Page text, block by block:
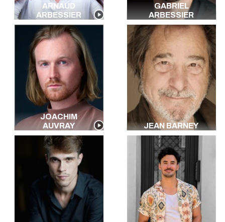
Chinois
Mandarin
Brésilien
Toutes les langues
ARNAUD
ARBESSIER
GABRIEL
ARBESSIER
JOACHIM
AUVRAY
JEAN BARNEY